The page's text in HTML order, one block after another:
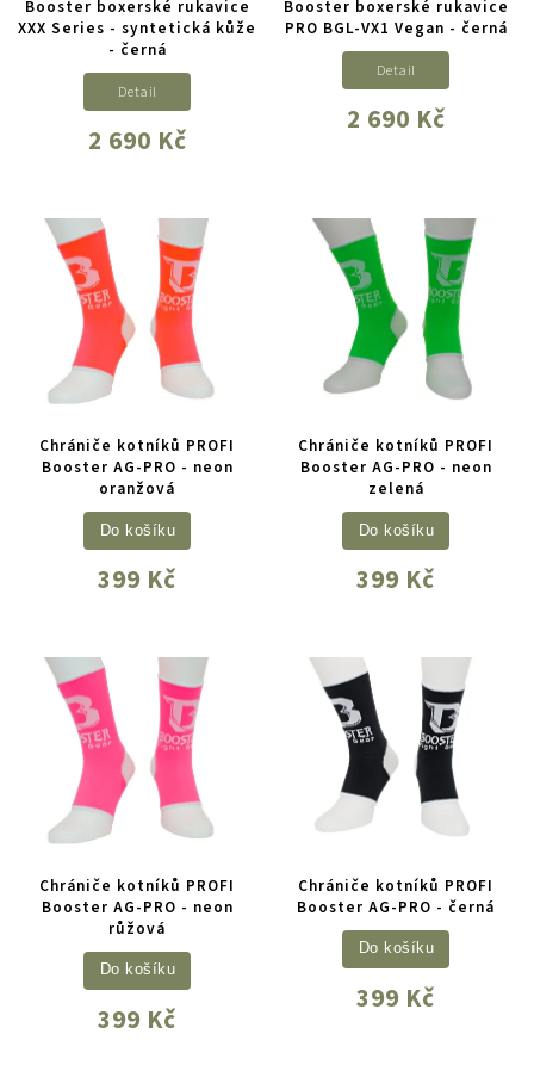
Booster boxerské rukavice
XXX Series - syntetická kůže
- černá
2 690 Kč
Detail
Booster boxerské rukavice
PRO BGL-VX1 Vegan - černá
2 690 Kč
Detail
Chrániče kotníků PROFI
Booster AG-PRO - neon
oranžová
399 Kč
Do košíku
Chrániče kotníků PROFI
Booster AG-PRO - neon
zelená
399 Kč
Do košíku
Chrániče kotníků PROFI
Booster AG-PRO - neon
růžová
399 Kč
Do košíku
Chrániče kotníků PROFI
Booster AG-PRO - černá
399 Kč
Do košíku